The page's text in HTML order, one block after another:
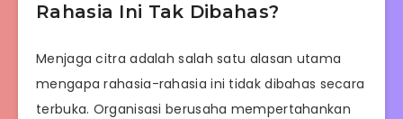
Rahasia Ini Tak Dibahas?
Menjaga citra adalah salah satu alasan utama
mengapa rahasia-rahasia ini tidak dibahas secara
terbuka. Organisasi berusaha mempertahankan